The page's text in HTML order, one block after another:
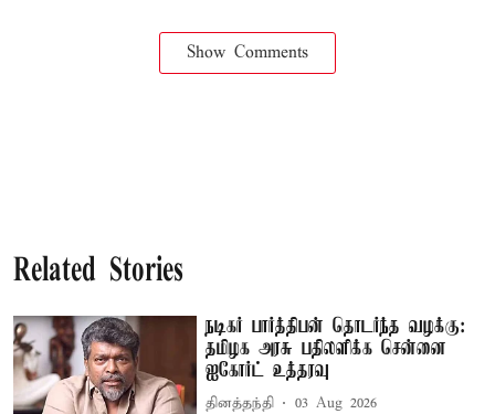
Show Comments
Related Stories
நடிகர் பார்த்திபன் தொடர்ந்த வழக்கு:
தமிழக அரசு பதிலளிக்க சென்னை
ஐகோர்ட் உத்தரவு
தினத்தந்தி 03 Aug 2026